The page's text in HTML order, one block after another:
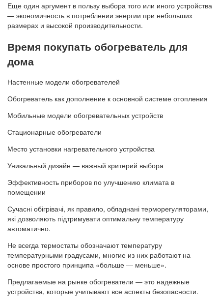
Еще один аргумент в пользу выбора того или иного устройства
— экономичность в потреблении энергии при небольших
размерах и высокой производительности.
Время покупать обогреватель для
дома
Настенные модели обогревателей
Обогреватель как дополнение к основной системе отопления
Мобильные модели обогревательных устройств
Стационарные обогреватели
Место установки нагревательного устройства
Уникальный дизайн — важный критерий выбора
Эффективность приборов по улучшению климата в
помещении
Сучасні обігрівачі, як правило, обладнані терморегуляторами,
які дозволяють підтримувати оптимальну температуру
автоматично.
Не всегда термостаты обозначают температуру
температурными градусами, многие из них работают на
основе простого принципа «больше — меньше».
Предлагаемые на рынке обогреватели — это надежные
устройства, которые учитывают все аспекты безопасности.